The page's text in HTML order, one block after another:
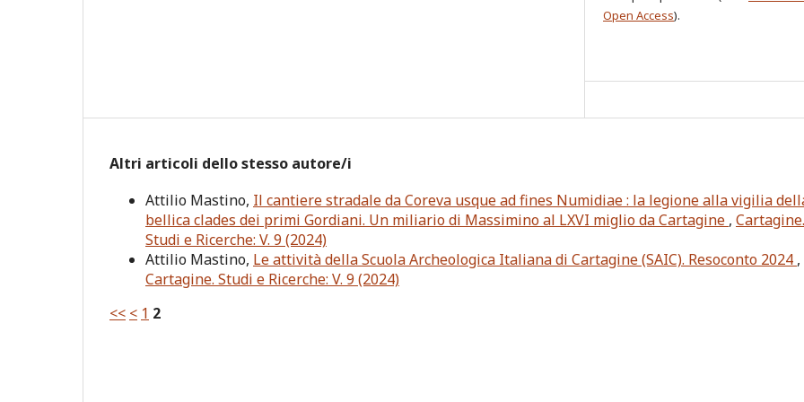
Open Access).
Altri articoli dello stesso autore/i
Attilio Mastino, Il cantiere stradale da Coreva usque ad fines Numidiae : la legione alla vigilia
bellica clades dei primi Gordiani. Un miliario di Massimino al LXVI miglio da Cartagine , Cartagine.
Studi e Ricerche: V. 9 (2024)
Attilio Mastino, Le attività della Scuola Archeologica Italiana di Cartagine (SAIC). Resoconto 2024 ,
Cartagine. Studi e Ricerche: V. 9 (2024)
<< < 1 2